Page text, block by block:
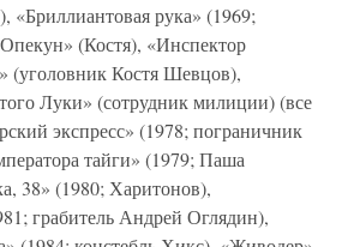
«Бриллиантовая рука» (1969;
(Костя), «Инспектор
(уголовник Костя Шевцов),
Луки» (сотрудник милиции) (все
экспресс» (1978; пограничник
тайги» (1979; Паша
38» (1980; Харитонов),
грабитель Андрей Оглядин),